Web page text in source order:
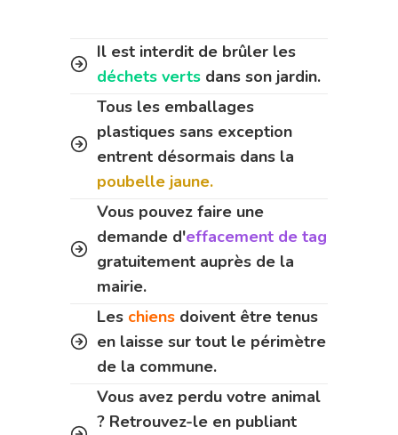
Il est interdit de brûler les
déchets verts dans son jardin.
Tous les emballages
plastiques sans exception
entrent désormais dans la
poubelle jaune.
Vous pouvez faire une
demande d'effacement de tag
gratuitement auprès de la
mairie.
Les chiens doivent être tenus
en laisse sur tout le périmètre
de la commune.
Vous avez perdu votre animal
? Retrouvez-le en publiant